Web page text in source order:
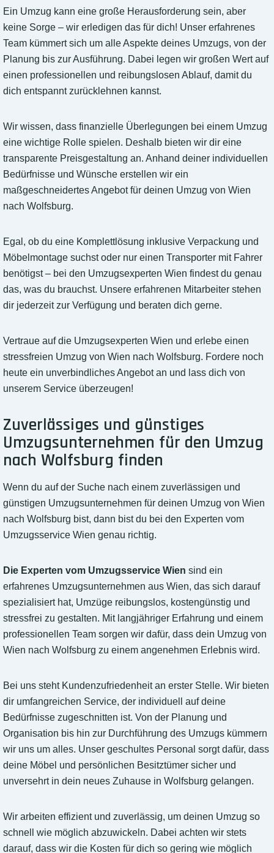
Ein Umzug kann eine große Herausforderung sein, aber
keine Sorge – wir erledigen das für dich! Unser erfahrenes
Team kümmert sich um alle Aspekte deines Umzugs, von der
Planung bis zur Ausführung. Dabei legen wir großen Wert auf
einen professionellen und reibungslosen Ablauf, damit du
dich entspannt zurücklehnen kannst.
Wir wissen, dass finanzielle Überlegungen bei einem Umzug
eine wichtige Rolle spielen. Deshalb bieten wir dir eine
transparente Preisgestaltung an. Anhand deiner individuellen
Bedürfnisse und Wünsche erstellen wir ein
maßgeschneidertes Angebot für deinen Umzug von Wien
nach Wolfsburg.
Egal, ob du eine Komplettlösung inklusive Verpackung und
Möbelmontage suchst oder nur einen Transporter mit Fahrer
benötigst – bei den Umzugsexperten Wien findest du genau
das, was du brauchst. Unsere erfahrenen Mitarbeiter stehen
dir jederzeit zur Verfügung und beraten dich gerne.
Vertraue auf die Umzugsexperten Wien und erlebe einen
stressfreien Umzug von Wien nach Wolfsburg. Fordere noch
heute ein unverbindliches Angebot an und lass dich von
unserem Service überzeugen!
Zuverlässiges und günstiges
Umzugsunternehmen für den Umzug
nach Wolfsburg finden
Wenn du auf der Suche nach einem zuverlässigen und
günstigen Umzugsunternehmen für deinen Umzug von Wien
nach Wolfsburg bist, dann bist du bei den Experten vom
Umzugsservice Wien genau richtig.
Die Experten vom Umzugsservice Wien sind ein
erfahrenes Umzugsunternehmen aus Wien, das sich darauf
spezialisiert hat, Umzüge reibungslos, kostengünstig und
stressfrei zu gestalten. Mit langjähriger Erfahrung und einem
professionellen Team sorgen wir dafür, dass dein Umzug von
Wien nach Wolfsburg zu einem angenehmen Erlebnis wird.
Bei uns steht Kundenzufriedenheit an erster Stelle. Wir bieten
dir umfangreichen Service, der individuell auf deine
Bedürfnisse zugeschnitten ist. Von der Planung und
Organisation bis hin zur Durchführung des Umzugs kümmern
wir uns um alles. Unser geschultes Personal sorgt dafür, dass
deine Möbel und persönlichen Besitztümer sicher und
unversehrt in dein neues Zuhause in Wolfsburg gelangen.
Wir arbeiten effizient und zuverlässig, um deinen Umzug so
schnell wie möglich abzuwickeln. Dabei achten wir stets
darauf, dass wir die Kosten für dich so gering wie möglich